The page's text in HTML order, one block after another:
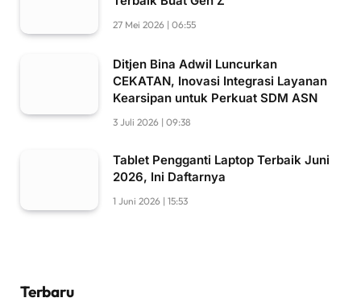
27 Mei 2026 | 06:55
Ditjen Bina Adwil Luncurkan
CEKATAN, Inovasi Integrasi Layanan
Kearsipan untuk Perkuat SDM ASN
3 Juli 2026 | 09:38
Tablet Pengganti Laptop Terbaik Juni
2026, Ini Daftarnya
1 Juni 2026 | 15:53
Terbaru